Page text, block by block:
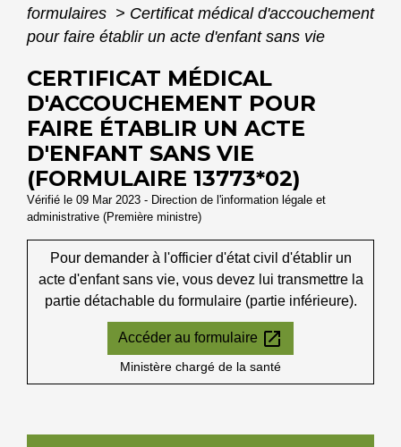
formulaires > Certificat médical d'accouchement
pour faire établir un acte d'enfant sans vie
CERTIFICAT MÉDICAL
D'ACCOUCHEMENT POUR
FAIRE ÉTABLIR UN ACTE
D'ENFANT SANS VIE
(FORMULAIRE 13773*02)
Vérifié le 09 Mar 2023 - Direction de l'information légale et
administrative (Première ministre)
Pour demander à l'officier d'état civil d'établir un
acte d'enfant sans vie, vous devez lui transmettre la
partie détachable du formulaire (partie inférieure).
Accéder au formulaire open_in_new
Ministère chargé de la santé